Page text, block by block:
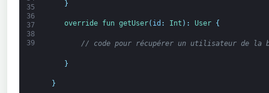
35
36
37
38
39
}
override fun getUser( id : Int ) : User {
// code pour récupérer un utilisateur de la
}
}